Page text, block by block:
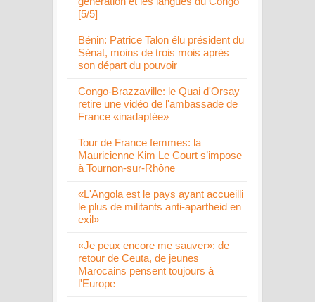
[5/5]
Bénin: Patrice Talon élu président du
Sénat, moins de trois mois après
son départ du pouvoir
Congo-Brazzaville: le Quai d'Orsay
retire une vidéo de l'ambassade de
France «inadaptée»
Tour de France femmes: la
Mauricienne Kim Le Court s’impose
à Tournon-sur-Rhône
«L'Angola est le pays ayant accueilli
le plus de militants anti-apartheid en
exil»
«Je peux encore me sauver»: de
retour de Ceuta, de jeunes
Marocains pensent toujours à
l'Europe